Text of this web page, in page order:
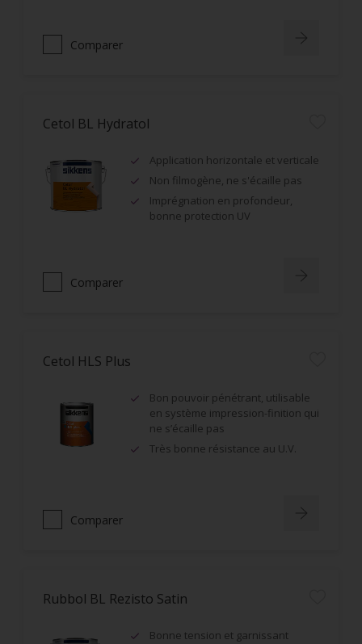
Comparer
Cetol BL Hydratol
Application horizontale et verticale
Non filmogène, ne s'écaille pas
Imprégnation en profondeur,
bonne protection UV
Comparer
Cetol HLS Plus
Bon pouvoir pénétrant, utilisable
en système impression-finition qui
ne s’écaille pas
Très bonne résistance au U.V.
Comparer
Rubbol BL Rezisto Satin
Bonne tension et garnissant